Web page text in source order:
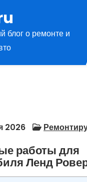
блог о ремонте и
2026
работы для
Ленд